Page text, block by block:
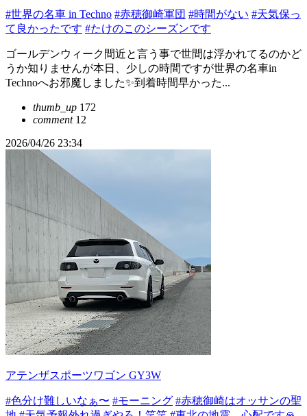
#世界の名車 in Techno #赤穂御崎軍団 #時間がない #天気保っ
て良かったです #たけのこのシーズンです
ゴールデンウィーク間近と言う事で世間は浮かれてるのかど
うか知りませんが本日、少しの時間ですが世界の名車in
Technoへお邪魔しました✨到着時間早かった...
thumb_up 172
comment12
2026/04/26 23:34
アテンザスポーツワゴン GY3W
#色分け難しいなぁ〜 #モーニング #赤穂御崎はオッサンの聖